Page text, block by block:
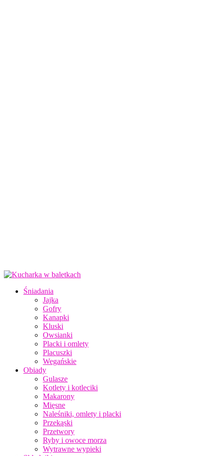
Śniadania
Jajka
Gofry
Kanapki
Kluski
Owsianki
Placki i omlety
Placuszki
Wegańskie
Obiady
Gulasze
Kotlety i kotleciki
Makarony
Mięsne
Naleśniki, omlety i placki
Przekąski
Przetwory
Ryby i owoce morza
Wytrawne wypieki